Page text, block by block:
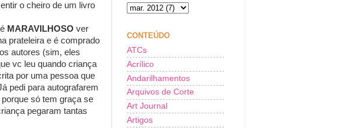
o cheiro de um livro
MARAVILHOSO ver
prateleira e é comprado
autores (sim, eles
vc leu quando criança
por uma pessoa que
pedi para autografarem
só tem graça se
pegaram tantas
CONTEÚDO
ATCs
Acrílico
Andarilhamentos
Arquivos de Corte
Art Journal
Artigos